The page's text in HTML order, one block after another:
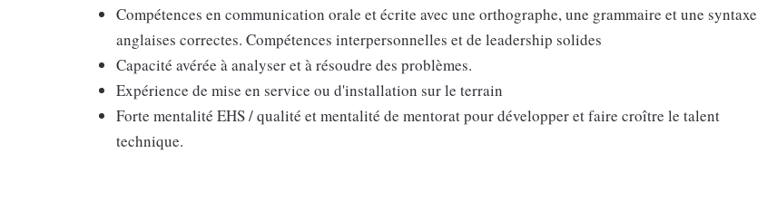
Compétences en communication orale et écrite avec une orthographe, une grammaire et une syntaxe
anglaises correctes. Compétences interpersonnelles et de leadership solides
Capacité avérée à analyser et à résoudre des problèmes.
Expérience de mise en service ou d'installation sur le terrain
Forte mentalité EHS / qualité et mentalité de mentorat pour développer et faire croître le talent
technique.